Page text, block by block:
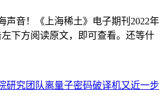
声音！《上海稀土》电子期刊2022年
下方阅读原文，即可查看。还等什
研究团队离量子密码破译机又近一步